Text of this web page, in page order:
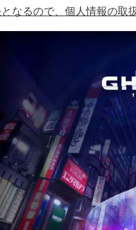
なるので、個人情報の取